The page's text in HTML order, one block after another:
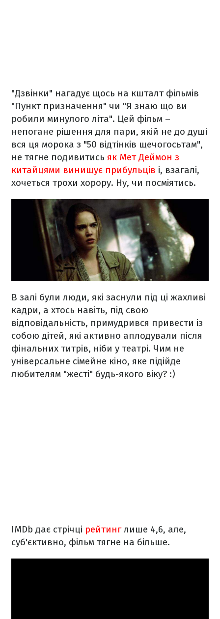
"Дзвінки" нагадує щось на кшталт фільмів
"Пункт призначення" чи "Я знаю що ви
робили минулого літа". Цей фільм –
непогане рішення для пари, якій не до душі
вся ця морока з "50 відтінків щечогосьтам",
не тягне подивитись як Мет Деймон з
китайцями винищує прибульців і, взагалі,
хочеться трохи хорору. Ну, чи посміятись.
В залі були люди, які заснули під ці жахливі
кадри, а хтось навіть, під свою
відповідальність, примудрився привести із
собою дітей, які активно аплодували після
фінальних титрів, ніби у театрі. Чим не
універсальне сімейне кіно, яке підійде
любителям "жесті" будь-якого віку? :)
IMDb дає стрічці рейтинглише 4,6, але,
суб'єктивно, фільм тягне на більше.